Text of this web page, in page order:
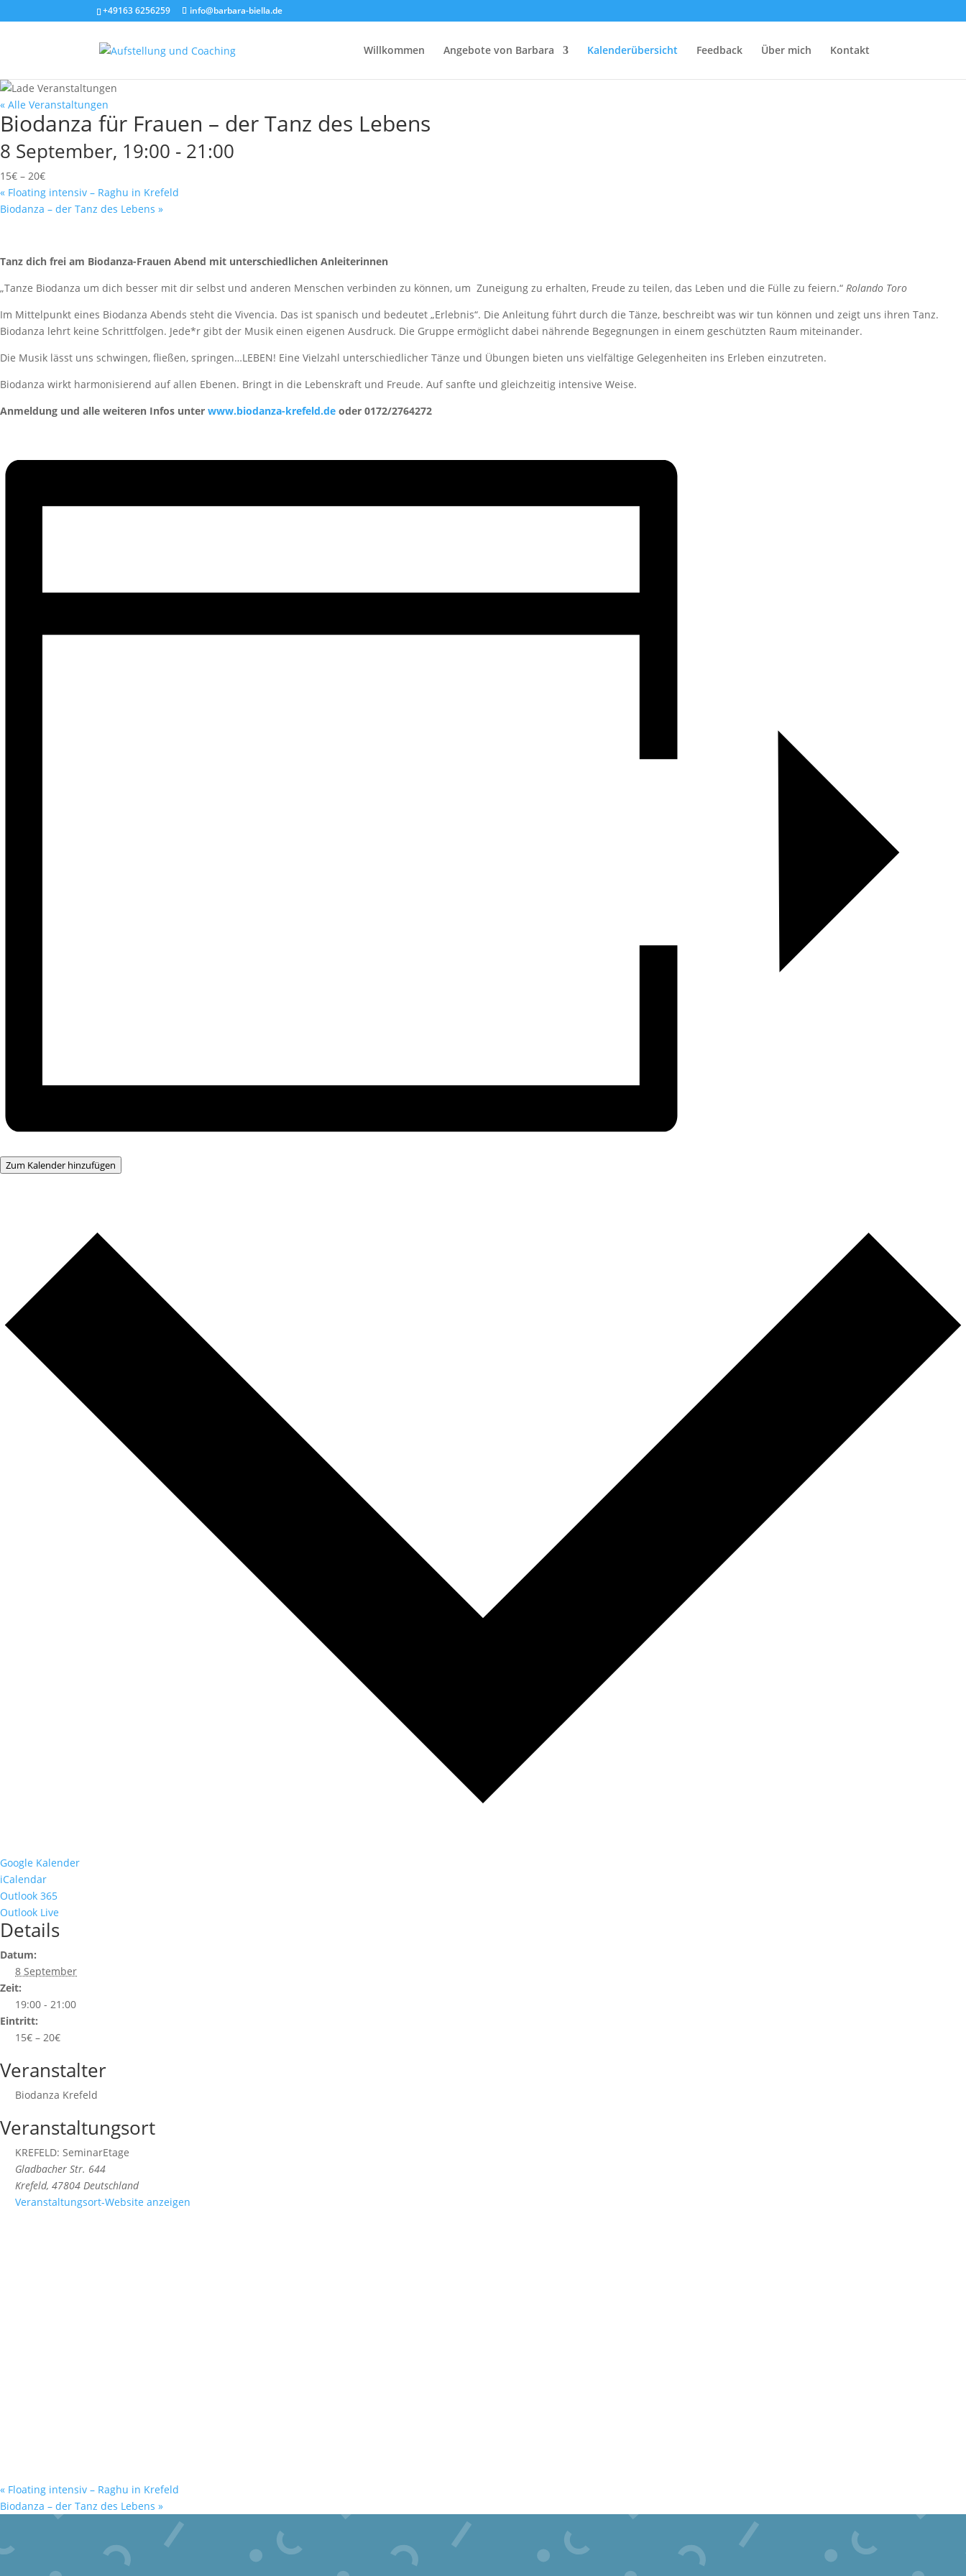
+49163 6256259 info@barbara-biella.de
Willkommen Angebote von Barbara Kalenderübersicht Feedback Über mich Kontakt
« Alle Veranstaltungen
Biodanza für Frauen – der Tanz des Lebens
8 September, 19:00 - 21:00
15€ – 20€
« Floating intensiv – Raghu in Krefeld
Biodanza – der Tanz des Lebens »
Tanz dich frei am Biodanza-Frauen Abend mit unterschiedlichen Anleiterinnen
„Tanze Biodanza um dich besser mit dir selbst und anderen Menschen verbinden zu können, um Zuneigung zu erhalten, Freude zu teilen, das Leben und die Fülle zu feiern.“ Rolando Toro
Im Mittelpunkt eines Biodanza Abends steht die Vivencia. Das ist spanisch und bedeutet „Erlebnis“. Die Anleitung führt durch die Tänze, beschreibt was wir tun können und zeigt uns ihren Tanz.
Biodanza lehrt keine Schrittfolgen. Jede*r gibt der Musik einen eigenen Ausdruck. Die Gruppe ermöglicht dabei nährende Begegnungen in einem geschützten Raum miteinander.
Die Musik lässt uns schwingen, fließen, springen…LEBEN! Eine Vielzahl unterschiedlicher Tänze und Übungen bieten uns vielfältige Gelegenheiten ins Erleben einzutreten.
Biodanza wirkt harmonisierend auf allen Ebenen. Bringt in die Lebenskraft und Freude. Auf sanfte und gleichzeitig intensive Weise.
Anmeldung und alle weiteren Infos unter www.biodanza-krefeld.de oder 0172/2764272
Zum Kalender hinzufügen
Google Kalender
iCalendar
Outlook 365
Outlook Live
Details
Datum:
8 September
Zeit:
19:00 - 21:00
Eintritt:
15€ – 20€
Veranstalter
Biodanza Krefeld
Veranstaltungsort
KREFELD: SeminarEtage
Gladbacher Str. 644
Krefeld, 47804 Deutschland
Veranstaltungsort-Website anzeigen
« Floating intensiv – Raghu in Krefeld
Biodanza – der Tanz des Lebens »